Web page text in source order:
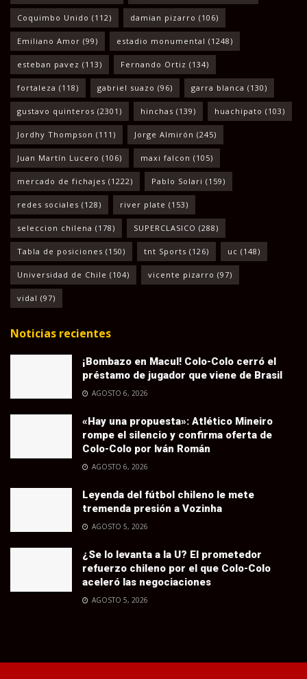
Coquimbo Unido (112) damian pizarro (106)
Emiliano Amor (99) estadio monumental (1248)
esteban pavez (113) Fernando Ortiz (134)
fortaleza (118) gabriel suazo (96) garra blanca (130)
gustavo quinteros (2301) hinchas (139) huachipato (103)
Jordhy Thompson (111) Jorge Almirón (245)
Juan Martín Lucero (106) maxi falcon (105)
mercado de fichajes (1222) Pablo Solari (159)
redes sociales (128) river plate (153)
seleccion chilena (178) SUPERCLASICO (288)
Tabla de posiciones (150) tnt Sports (126) uc (148)
Universidad de Chile (104) vicente pizarro (97)
vidal (97)
Noticias recientes
¡Bombazo en Macul! Colo-Colo cerró el
préstamo de jugador que viene de Brasil
AGOSTO 6, 2026
«Hay una propuesta»: Atlético Mineiro
rompe el silencio y confirma oferta de
Colo-Colo por Iván Román
AGOSTO 6, 2026
Leyenda del fútbol chileno le mete
tremenda presión a Vozinha
AGOSTO 5, 2026
¿Se lo levanta a la U? El prometedor
refuerzo chileno por el que Colo-Colo
aceleró las negociaciones
AGOSTO 5, 2026